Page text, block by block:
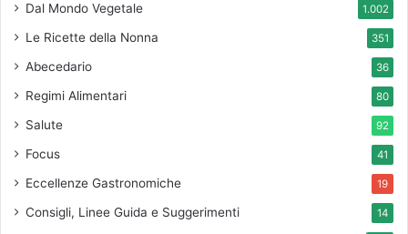
Dal Mondo Vegetale 1.002
Le Ricette della Nonna 351
Abecedario 36
Regimi Alimentari 80
Salute 92
Focus 41
Eccellenze Gastronomiche 19
Consigli, Linee Guida e Suggerimenti 14